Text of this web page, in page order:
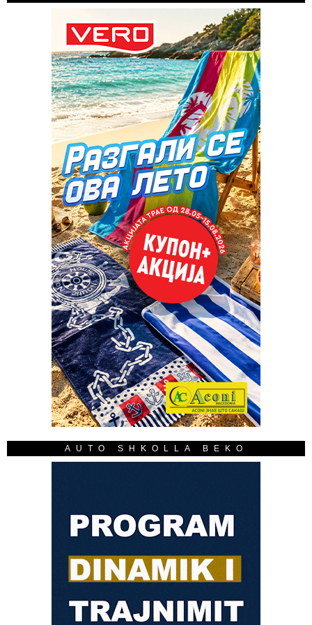
AUTO SHKOLLA BEKO